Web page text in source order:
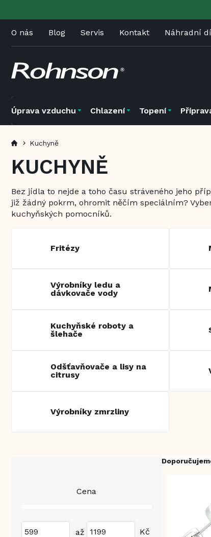
O nás Blog Servis Kontakt Náhradní
Úprava vzduchu Chlazení Topení
Kuchyně
KUCHYNĚ
Bez jídla to nejde a toho času stráveného jeho
již žádný pokrm, ohromit něčím speciálním?
kuchyňských pomocníků.
Fritézy
Výrobníky ledu a
dávkovače vody
Kuchyňské roboty a
šlehače
Odšťavňovače a lisy na
citrusy
Výrobníky zmrzliny
Cena
599 1199
Ř